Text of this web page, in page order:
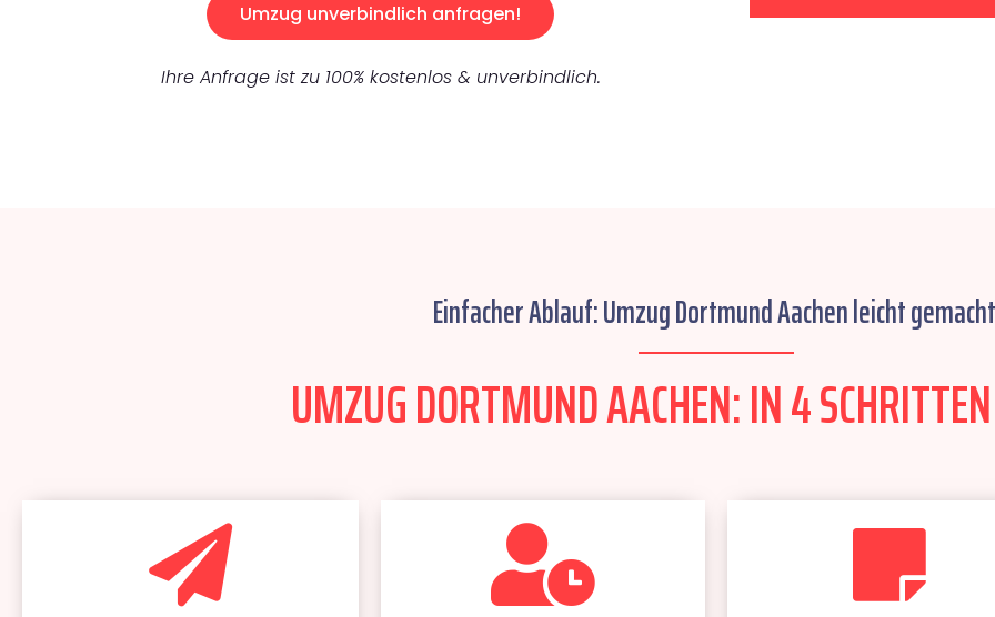
Umzug unverbindlich anfragen!
Ihre Anfrage ist zu 100% kostenlos & unverbindlich.
Einfacher Ablauf: Umzug Dortmund Aachen leicht
UMZUG DORTMUND AACHEN: IN 4